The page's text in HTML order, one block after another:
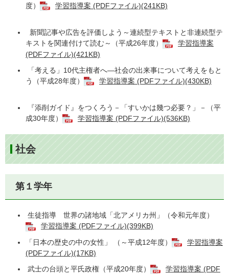
度）
学習指導案 (PDFファイル)(241KB)
新聞記事や広告を評価しよう～連続型テキストと非連続型テ
キストを関連付けて読む～（平成26年度）
学習指導案
(PDFファイル)(421KB)
「考える」10代主権者へ―社会の出来事について考えをもと
う（平成28年度）
学習指導案 (PDFファイル)(430KB)
『添削ガイド』をつくろう－「すいかは幾つ必要？」－（平
成30年度）
学習指導案 (PDFファイル)(536KB)
社会
第１学年
生徒指導 世界の諸地域「北アメリカ州」（令和元年度）
学習指導案 (PDFファイル)(399KB)
「日本の歴史の中の女性」 （～平成12年度）
学習指導案
(PDFファイル)(17KB)
武士の台頭と平氏政権（平成20年度）
学習指導案 (PDF